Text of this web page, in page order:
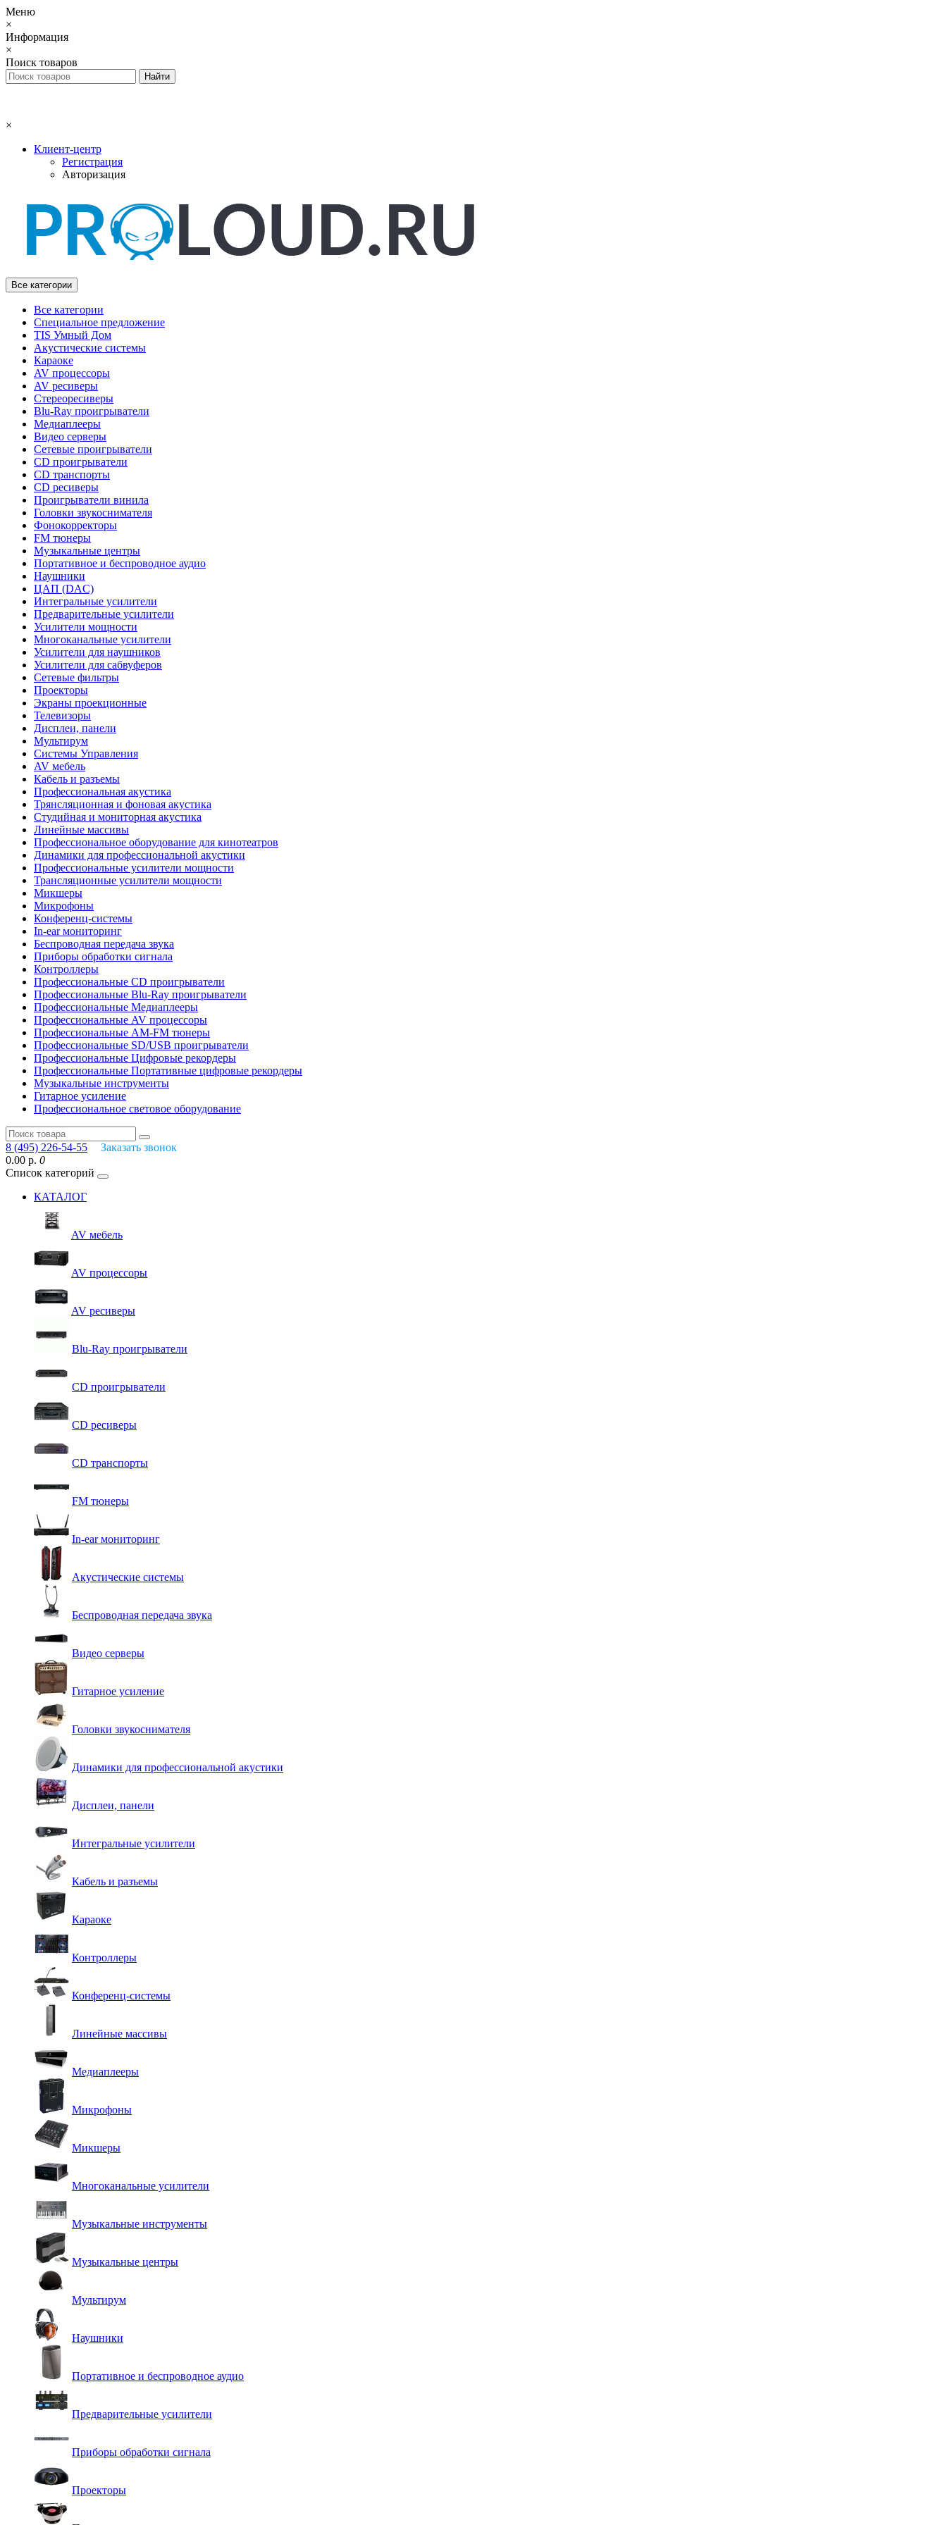
Меню
×
Информация
×
Поиск товаров
×
Клиент-центр
Регистрация
Авторизация
Все категории
Все категории
Специальное предложение
TIS Умный Дом
Акустические системы
Караоке
AV процессоры
AV ресиверы
Стереоресиверы
Blu-Ray проигрыватели
Медиаплееры
Видео серверы
Сетевые проигрыватели
CD проигрыватели
CD транспорты
CD ресиверы
Проигрыватели винила
Головки звукоснимателя
Фонокорректоры
FM тюнеры
Музыкальные центры
Портативное и беспроводное аудио
Наушники
ЦАП (DAC)
Интегральные усилители
Предварительные усилители
Усилители мощности
Многоканальные усилители
Усилители для наушников
Усилители для сабвуферов
Сетевые фильтры
Проекторы
Экраны проекционные
Телевизоры
Дисплеи, панели
Мультирум
Системы Управления
AV мебель
Кабель и разъемы
Профессиональная акустика
Трянсляционная и фоновая акустика
Студийная и мониторная акустика
Линейные массивы
Профессиональное оборудование для кинотеатров
Динамики для профессиональной акустики
Профессиональные усилители мощности
Трансляционные усилители мощности
Микшеры
Микрофоны
Конференц-системы
In-ear мониторинг
Беспроводная передача звука
Приборы обработки сигнала
Контроллеры
Профессиональные СD проигрыватели
Профессиональные Blu-Ray проигрыватели
Профессиональные Медиаплееры
Профессиональные AV процессоры
Профессиональные AM-FM тюнеры
Профессиональные SD/USB проигрыватели
Профессиональные Цифровые рекордеры
Профессиональные Портативные цифровые рекордеры
Музыкальные инструменты
Гитарное усиление
Профессиональное световое оборудование
8 (495) 226-54-55
Заказать звонок
0.00 р. 0
Список категорий
КАТАЛОГ
AV мебель
AV процессоры
AV ресиверы
Blu-Ray проигрыватели
CD проигрыватели
CD ресиверы
CD транспорты
FM тюнеры
In-ear мониторинг
Акустические системы
Беспроводная передача звука
Видео серверы
Гитарное усиление
Головки звукоснимателя
Динамики для профессиональной акустики
Дисплеи, панели
Интегральные усилители
Кабель и разъемы
Караоке
Контроллеры
Конференц-системы
Линейные массивы
Медиаплееры
Микрофоны
Микшеры
Многоканальные усилители
Музыкальные инструменты
Музыкальные центры
Мультирум
Наушники
Портативное и беспроводное аудио
Предварительные усилители
Приборы обработки сигнала
Проекторы